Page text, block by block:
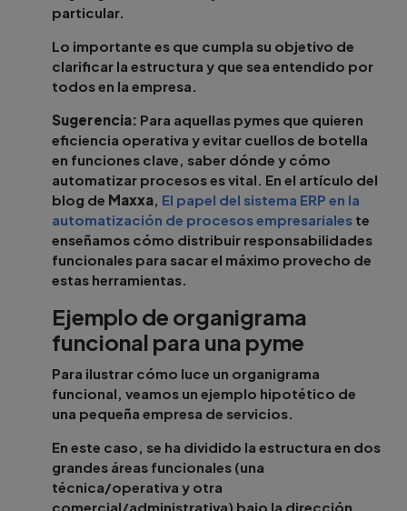
particular.
Lo importante es que cumpla su objetivo de
clarificar la estructura y que sea entendido por
todos en la empresa.
Sugerencia: Para aquellas pymes que quieren
eficiencia operativa y evitar cuellos de botella
en funciones clave, saber dónde y cómo
automatizar procesos es vital. En el artículo del
blog de Maxxa El papel del sistema ERP en la
automatización de procesos empresariales te
enseñamos cómo distribuir responsabilidades
funcionales para sacar el máximo provecho de
estas herramientas.
Ejemplo de organigrama
funcional para una pyme
Para ilustrar cómo luce un organigrama
funcional, veamos un ejemplo hipotético de
una pequeña empresa de servicios.
En este caso, se ha dividido la estructura en dos
grandes áreas funcionales (una
técnica/operativa y otra
comercial/administrativa) bajo la dirección